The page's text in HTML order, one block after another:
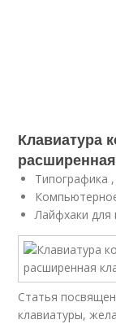
Клавиатура
Типографика ,
Лайфхаки для
Статья
клавиатуры,